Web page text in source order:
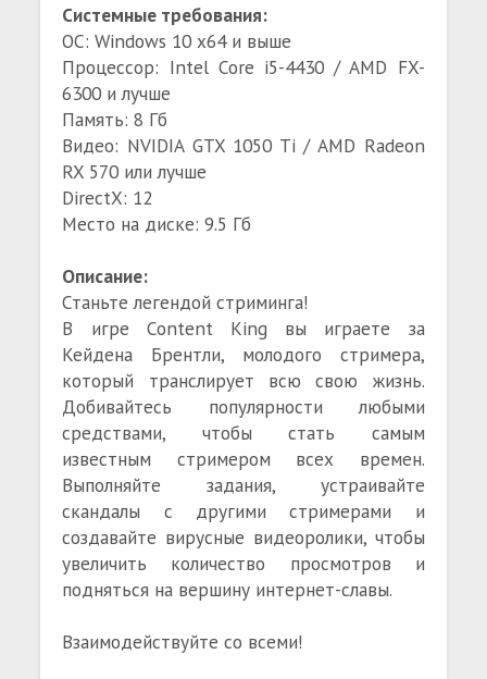
Системные требования:
ОС: Windows 10 x64 и выше
Процессор: Intel Core i5-4430 / AMD FX-
6300 и лучше
Память: 8 Гб
Видео: NVIDIA GTX 1050 Ti / AMD Radeon
RX 570 или лучше
DirectX: 12
Место на диске: 9.5 Гб
Описание:
Станьте легендой стриминга!
В игре Content King вы играете за
Кейдена Брентли, молодого стримера,
который транслирует всю свою жизнь.
Добивайтесь популярности любыми
средствами, чтобы стать самым
известным стримером всех времен.
Выполняйте задания, устраивайте
скандалы с другими стримерами и
создавайте вирусные видеоролики, чтобы
увеличить количество просмотров и
подняться на вершину интернет-славы.
Взаимодействуйте со всеми!